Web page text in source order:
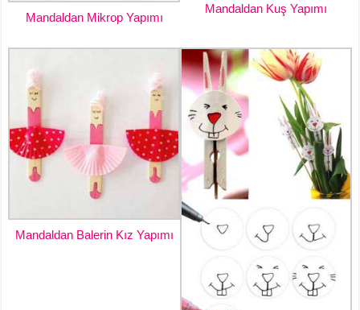
Mandaldan Mikrop Yapımı
Mandaldan Kuş Yapımı
Mandaldan Balerin Kız Yapımı